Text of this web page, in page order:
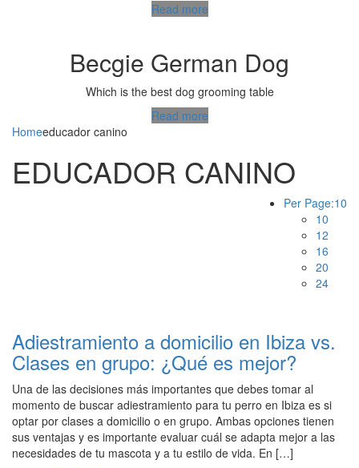
Read more
Becgie German Dog
Which is the best dog grooming table
Read more
Homeeducador canino
EDUCADOR CANINO
Per Page:10
10
12
16
20
24
Adiestramiento a domicilio en Ibiza vs.
Clases en grupo: ¿Qué es mejor?
Una de las decisiones más importantes que debes tomar al
momento de buscar adiestramiento para tu perro en Ibiza es si
optar por clases a domicilio o en grupo. Ambas opciones tienen
sus ventajas y es importante evaluar cuál se adapta mejor a las
necesidades de tu mascota y a tu estilo de vida. En […]